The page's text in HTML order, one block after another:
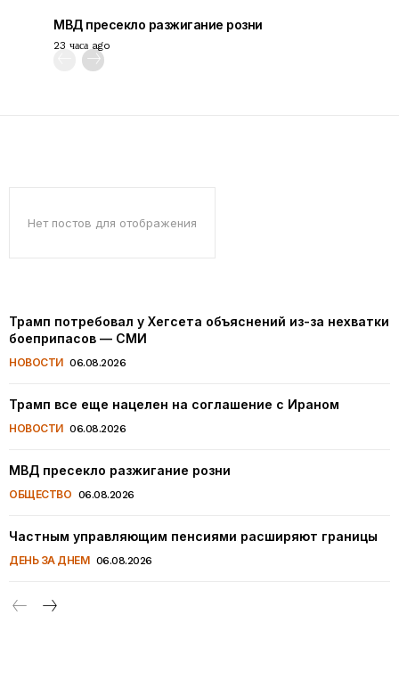
МВД пресекло разжигание розни
23 часа ago
Нет постов для отображения
Трамп потребовал у Хегсета объяснений из-за нехватки
боеприпасов — СМИ
НОВОСТИ 06.08.2026
Трамп все еще нацелен на соглашение с Ираном
НОВОСТИ 06.08.2026
МВД пресекло разжигание розни
ОБЩЕСТВО 06.08.2026
Частным управляющим пенсиями расширяют границы
ДЕНЬ ЗА ДНЕМ 06.08.2026